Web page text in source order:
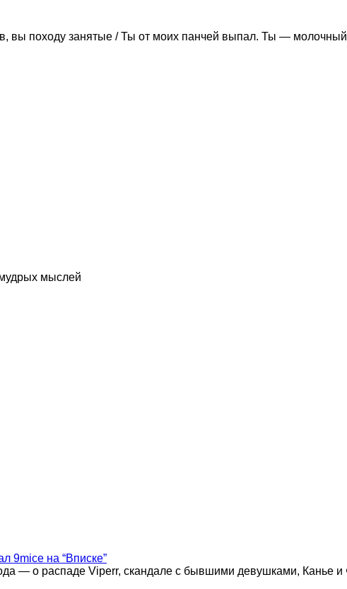
вы походу занятые / Ты от моих панчей выпал. Ты —
мыслей
9mice на “Вписке”
— о распаде Viperr, скандале с бывшими девушками, Канье